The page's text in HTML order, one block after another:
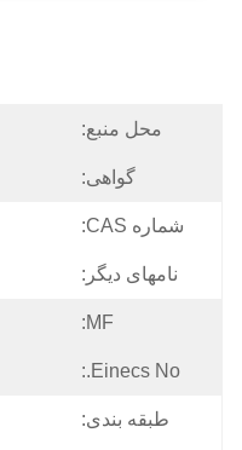
محل منبع:
گواهی:
شماره CAS:
نامهای دیگر:
MF:
Einecs No.:
طبقه بندی: